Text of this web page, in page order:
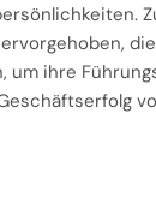
um ihre